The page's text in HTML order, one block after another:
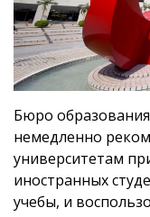
Бюро
немедленно
университетам
иностранных
учебы, и